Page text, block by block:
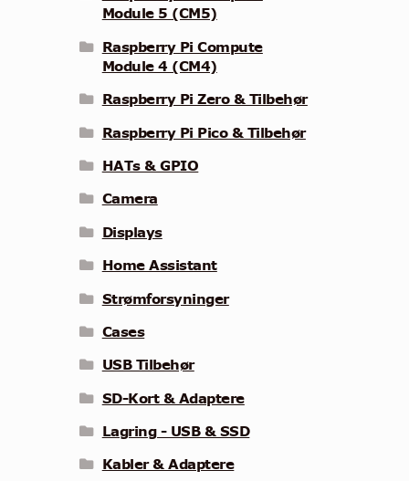
Module 5 (CM5)
Raspberry Pi Compute
Module 4 (CM4)
Raspberry Pi Zero & Tilbehør
Raspberry Pi Pico & Tilbehør
HATs & GPIO
Camera
Displays
Home Assistant
Strømforsyninger
Cases
USB Tilbehør
SD-Kort & Adaptere
Lagring - USB & SSD
Kabler & Adaptere